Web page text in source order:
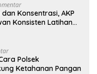
Konsentrasi, AKP
Konsisten Latihan
Polsek
Ketahanan Pangan